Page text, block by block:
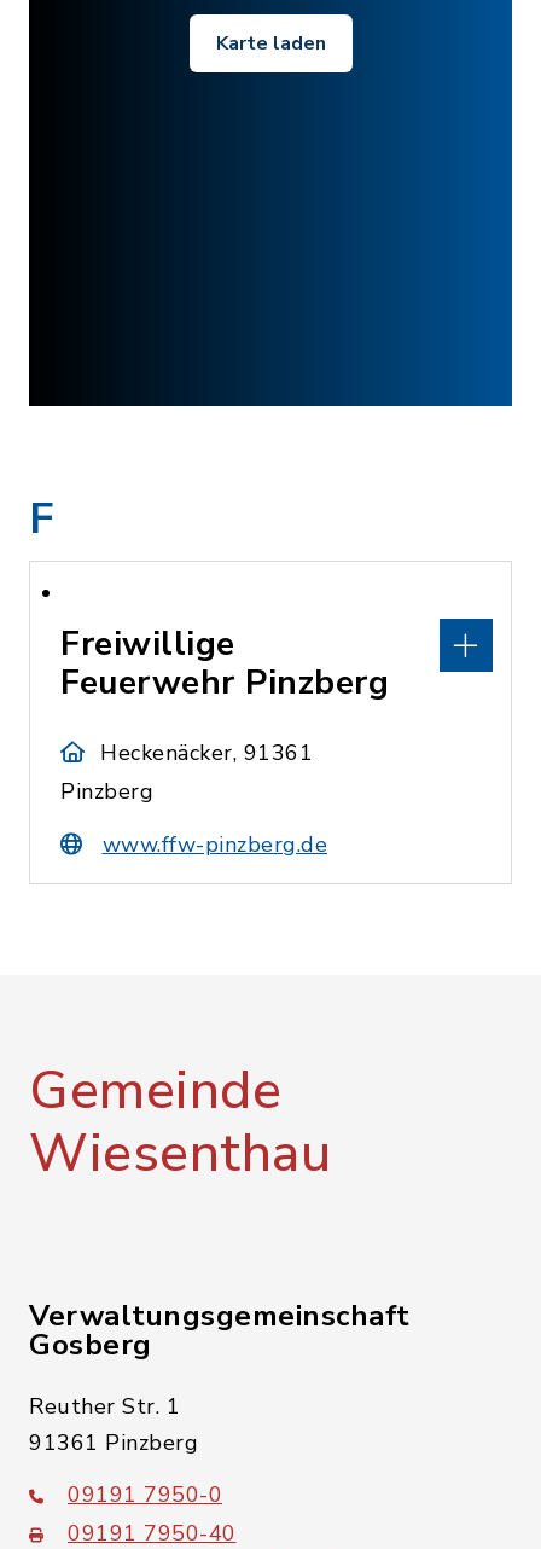
Karte laden
F
Freiwillige
Feuerwehr Pinzberg
Heckenäcker, 91361
Pinzberg
www.ffw-pinzberg.de
Gemeinde
Wiesenthau
Verwaltungsgemeinschaft
Gosberg
Reuther Str. 1
91361 Pinzberg
09191 7950-0
09191 7950-40